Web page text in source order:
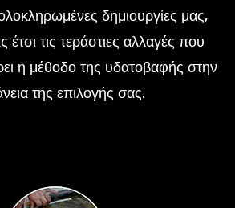
δημιουργίες μας,
έτσι τις τεράστιες αλλαγές που
η μέθοδο της υδατοβαφής στην
της επιλογής σας.